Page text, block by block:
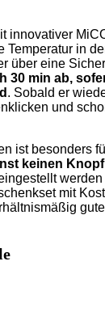
innovativer
Temperatur in
über eine
30 min ab,
. Sobald er
und
ist besonders
keinen
mit